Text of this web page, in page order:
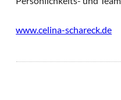
www.celina-schareck.de